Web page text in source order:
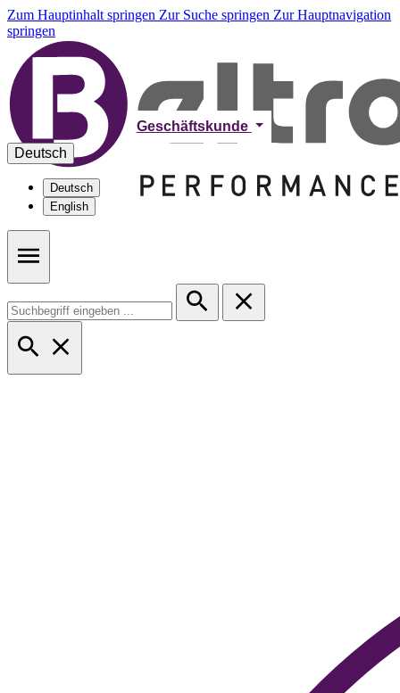
Zum Hauptinhalt springen Zur Suche springen Zur Hauptnavigation
springen
Geschäftskunde
Deutsch
Deutsch
English